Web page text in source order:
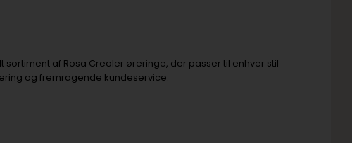
af Rosa Creoler øreringe, der passer til enhver stil
og fremragende kundeservice.